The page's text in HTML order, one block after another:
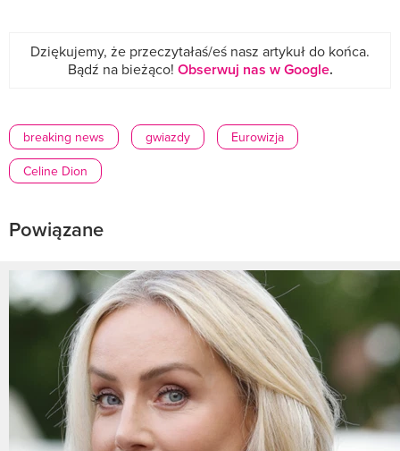
Dziękujemy, że przeczytałaś/eś nasz artykuł do końca.
Bądź na bieżąco! Obserwuj nas w Google.
breaking news gwiazdy
Eurowizja
Celine Dion
Powiązane